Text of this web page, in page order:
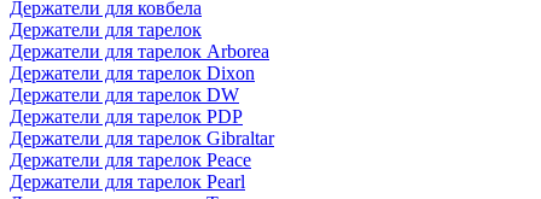
Держатели для ковбела
Держатели для тарелок
Держатели для тарелок Arborea
Держатели для тарелок Dixon
Держатели для тарелок DW
Держатели для тарелок PDP
Держатели для тарелок Gibraltar
Держатели для тарелок Peace
Держатели для тарелок Pearl